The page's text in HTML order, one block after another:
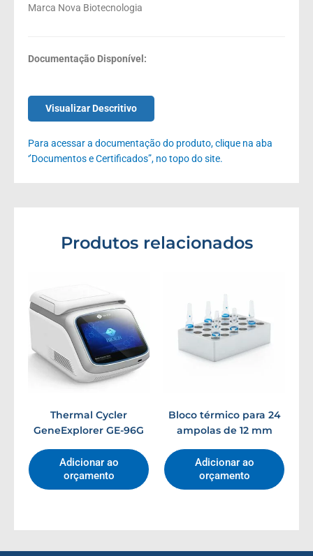
Marca Nova Biotecnologia
Documentação Disponível:
Visualizar Descritivo
Para acessar a documentação do produto, clique na aba
‘’Documentos e Certificados”, no topo do site.
Produtos relacionados
Thermal Cycler
GeneExplorer GE-96G
Adicionar ao
orçamento
Bloco térmico para 24
ampolas de 12 mm
Adicionar ao
orçamento